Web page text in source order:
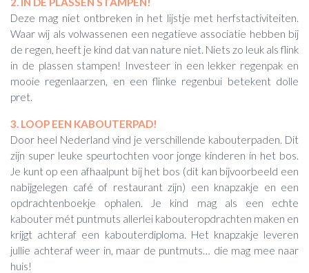
Deze mag niet ontbreken in het lijstje met herfstactiviteiten.
Waar wij als volwassenen een negatieve associatie hebben bij
de regen, heeft je kind dat van nature niet. Niets zo leuk als flink
in de plassen stampen! Investeer in een lekker regenpak en
mooie regenlaarzen, en een flinke regenbui betekent dolle
pret.
3. LOOP EEN KABOUTERPAD!
Door heel Nederland vind je verschillende kabouterpaden. Dit
zijn super leuke speurtochten voor jonge kinderen ín het bos.
Je kunt op een afhaalpunt bij het bos (dit kan bijvoorbeeld een
nabijgelegen café of restaurant zijn) een knapzakje en een
opdrachtenboekje ophalen. Je kind mag als een echte
kabouter mét puntmuts allerlei kabouteropdrachten maken en
krijgt achteraf een kabouterdiploma. Het knapzakje leveren
jullie achteraf weer in, maar de puntmuts… die mag mee naar
huis!